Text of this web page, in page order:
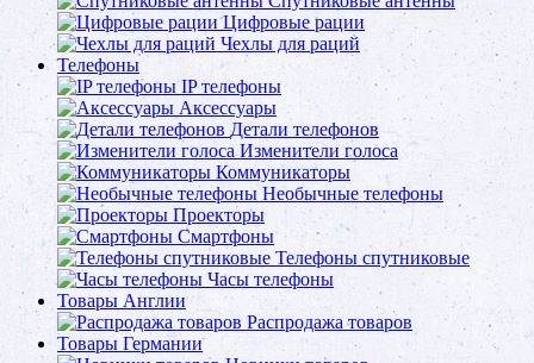
Цифровые рации
Чехлы для раций
Телефоны
IP телефоны
Аксессуары
Детали телефонов
Изменители голоса
Коммуникаторы
Необычные телефоны
Проекторы
Смартфоны
Телефоны спутниковые
Часы телефоны
Товары Англии
Распродажа товаров
Товары Германии